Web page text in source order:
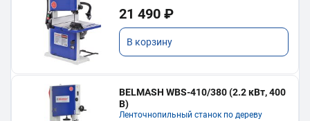
21 490 ₽
В корзину
BELMASH WBS-410/380 (2.2 кВт, 400
В)
Ленточнопильный станок по дереву